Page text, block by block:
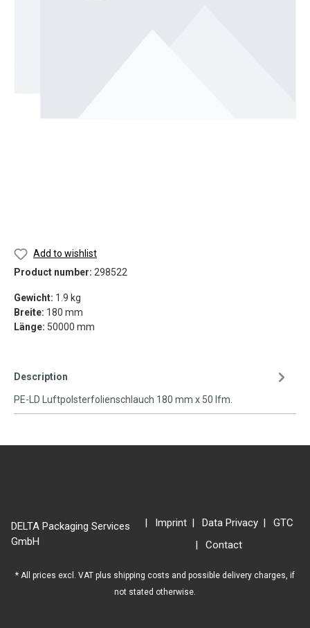
Add to wishlist
Product number: 298522
Gewicht: 1.9 kg
Breite: 180 mm
Länge: 50000 mm
Description
PE-LD Luftpolsterfolienschlauch 180 mm x 50 lfm.
DELTA Packaging Services
GmbH
Imprint Data Privacy
GTC
Contact
* All prices excl. VAT plus shipping costs and possible delivery charges, if
not stated otherwise.